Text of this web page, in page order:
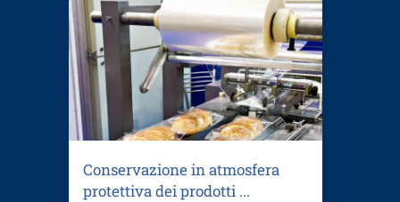
Conservazione in atmosfera
protettiva dei prodotti ...